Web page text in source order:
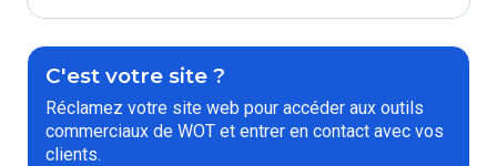
C'est votre site ?
Réclamez votre site web pour accéder aux outils
commerciaux de WOT et entrer en contact avec vos
clients.